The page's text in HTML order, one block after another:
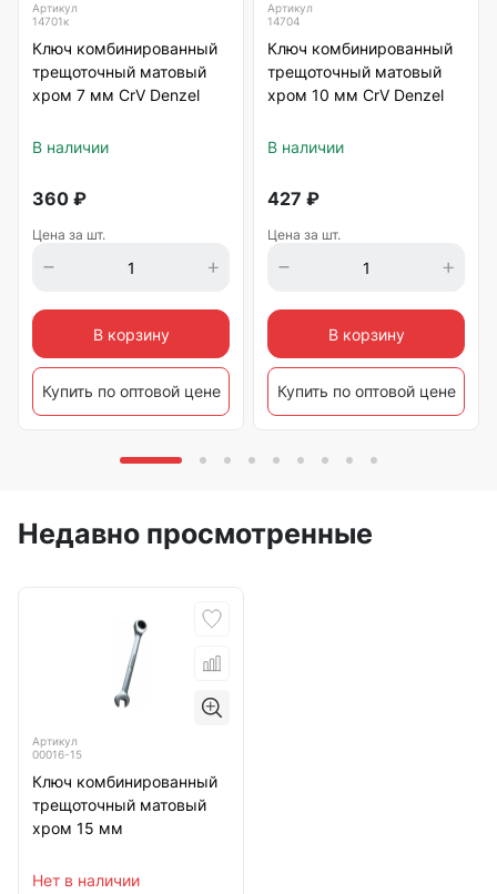
Артикул
14701к
Ключ комбинированный
трещоточный матовый
хром 7 мм CrV Denzel
В наличии
360 ₽
Цена за шт.
В корзину
Купить по оптовой цене
Артикул
14704
Ключ комбинированный
трещоточный матовый
хром 10 мм CrV Denzel
В наличии
427 ₽
Цена за шт.
В корзину
Купить по оптовой цене
Недавно просмотренные
Артикул
00016-15
Ключ комбинированный
трещоточный матовый
хром 15 мм
Нет в наличии